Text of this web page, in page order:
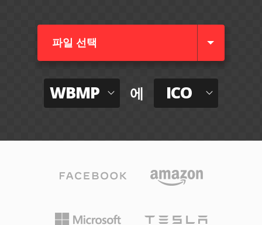
파일 선택
WBMP 에 ICO